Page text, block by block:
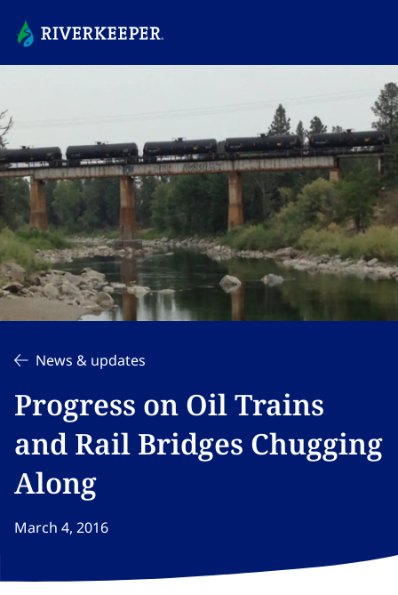
News & updates
Progress on Oil Trains
and Rail Bridges Chugging
Along​​​​‌ ‍ ​‍​‍‌‍ ‌ ​‍‌‍‍‌‌‍‌ ‌‍‍‌‌‍ ‍​‍​‍​ ‍‍​‍​‍‌ ​ ‌‍​‌‌‍ ‍‌‍‍‌‌ ‌​‌ ‍‌​‍ ‍‌‍‍‌‌‍ ​‍​‍​‍ ​​‍​‍‌‍‍​‌ ​‍‌‍‌‌‌‍‌‍​‍​‍​ ‍‍​‍​‍‌‍‍​‌ ‌​‌ ‌​‌ ​​‌ ​ ​ ‍‍​‍ ​‍ ‌‍​ ‌‍ ‌‌ ​ ​‍ ‍‌‍ ‌‌‍​‌‌‍‍‌‌‍ ‍​‍ ‍​ ​‍​ ​​​ ​‍​ ‌​‌ ​‍‌‍‌‌‌‍‌​‌‍‌‌‌ ​ ‌‍‍‌‌‍‌ ‌‍ ‍​‍ ‍‌ ​‍‌‍‍‌‌ ‌‍‌‍‌‌‌ ​‍‌‍‍ ‌‍‌‌‌‍‌‌‌ ​​‌‍‌‌‌ ​‍​‍ ‍‌‍ ‌ ​‍‌‍‌ ​‍ ‌‍‍‌‌‍ ‍‌ ‌​‌‍‌‌‌‍ ‍‌ ‌​​‍ ‌‍‌‌‌‍‌​‌‍‍‌‌ ‌​​‍ ‌‍ ‌‌‍ ‌‍‌​‌‍‌‌​ ‌‌ ​​‌ ​‍‌‍‌‌‌ ​ ‌‍‌‌‌‍ ‍‌ ‌​‌‍​‌‌ ‌​‌‍‍‌‌‍ ‌‍ ‍​ ‍ ‌‍‍‌‌‍‌​​ ‌​ ‍​​ ‌​​ ‍​​ ‌​‌‍‌‌​ ‌​‌‍‌‍​ ‍‌​‍ ‌​ ‍​​ ​‌​ ​​‌‍‌​​‍ ‌​ ‌​‌‍‌‌​ ‌ ​ ‌‍​‍ ‌‌‍​‌‌‍‌​​ ‍‌‌‍‌‍​‍ ‌​ ‍​​ ‌‍​ ‍‌‌‍​‌​ ‌‍​ ‌​​ ​​‌‍​‌‌‍‌‍​ ‌​​ ‍​​ ​​​ ‍ ‌ ‌​‌ ‍‌‌ ​​‌‍‌‌​ ‌‌‍​‌‌ ​‍‌ ‌​‌‍‍‌‌‍​ ‌‍ ​‌‍‌‌​ ‍ ‌ ​​‌‍​‌‌ ‌​‌‍‍​​ ‌‌ ‌​‌‍‍‌‌ ‌​‌‍ ​‌‍‌‌​ ‌‍​‍‌‍​‌‌ ​ ‌‍‌‌‌‌‌‌‌ ​‍‌‍ ​​ ‌‌‍‍​‌ ‌​‌ ‌​‌ ​​‌ ​ ​‍‌‌​ ​ ‌​​‌​‍‌‌​ ​‍‌​‌‍​‍‌‌​ ​‍‌​‌‍‌‍​ ‌‍ ‌‌ ​ ​‍ ‍‌‍ ‌‌‍​‌‌‍‍‌‌‍ ‍​‍ ‍​ ​‍​ ​​​ ​‍​ ‌​‌ ​‍‌‍‌‌‌‍‌​‌‍‌‌‌ ​ ‌‍‍‌‌‍‌ ‌‍ ‍​‍ ‍‌ ​‍‌‍‍‌‌ ‌‍‌‍‌‌‌ ​‍‌‍‍ ‌‍‌‌‌‍‌‌‌ ​​‌‍‌‌‌ ​‍​‍ ‍‌‍ ‌ ​‍‌‍‌ ​‍‌‍‌‍‍‌‌‍‌​​ ‌​ ‍​​ ‌​​ ‍​​ ‌​‌‍‌‌​ ‌​‌‍‌‍​ ‍‌​‍ ‌​ ‍​​ ​‌​ ​​‌‍‌​​‍ ‌​ ‌​‌‍‌‌​ ‌ ​ ‌‍​‍ ‌‌‍​‌‌‍‌​​ ‍‌‌‍‌‍​‍ ‌​ ‍​​ ‌‍​ ‍‌‌‍​‌​ ‌‍​ ‌​​ ​​‌‍​‌‌‍‌‍​ ‌​​ ‍​​ ​​​‍‌‍‌ ‌​‌ ‍‌‌ ​​‌‍‌‌​ ‌‌‍​‌‌ ​‍‌ ‌​‌‍‍‌‌‍​ ‌‍ ​‌‍‌‌​‍‌‍‌ ​​‌‍​‌‌ ‌​‌‍‍​​ ‌‌ ‌​‌‍‍‌‌ ‌​‌‍ ​‌‍‌‌​‍‌‍‌ ​​‌‍‌‌‌ ​‍‌ ​ ‌ ​​‌‍‌‌‌‍​ ‌ ‌​‌‍‍‌‌ ‌‍‌‍‌‌​ ‌‌ ​​‌ ‌‌‌‍​‍‌‍ ​‌‍‍‌‌ ​ ‌‍‍​‌‍‌‌‌‍‌​​‍​‍‌ ‌
March 4, 2016